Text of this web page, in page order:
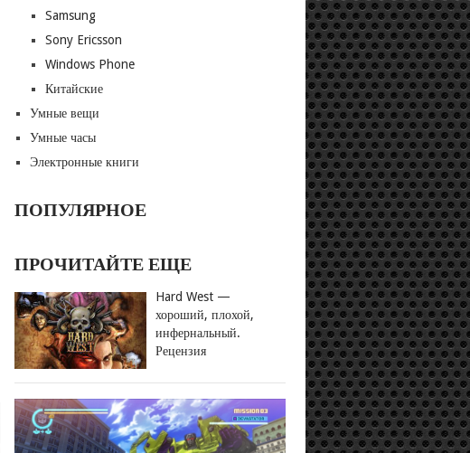
Samsung
Sony Ericsson
Windows Phone
Китайские
Умные вещи
Умные часы
Электронные книги
ПОПУЛЯРНОЕ
ПРОЧИТАЙТЕ ЕЩЕ
Hard West —
хороший, плохой,
инфернальный.
Рецензия